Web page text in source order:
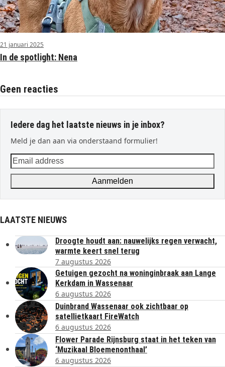
21 januari 2025
In de spotlight: Nena
Geen reacties
Iedere dag het laatste nieuws in je inbox?
Meld je dan aan via onderstaand formulier!
Email
address
Aanmelden
LAATSTE NIEUWS
Droogte houdt aan: nauwelijks regen verwacht,
warmte keert snel terug
7 augustus 2026
Getuigen gezocht na woninginbraak aan Lange
Kerkdam in Wassenaar
6 augustus 2026
Duinbrand Wassenaar ook zichtbaar op
satellietkaart FireWatch
6 augustus 2026
Flower Parade Rijnsburg staat in het teken van
‘Muzikaal Bloemenonthaal’
6 augustus 2026